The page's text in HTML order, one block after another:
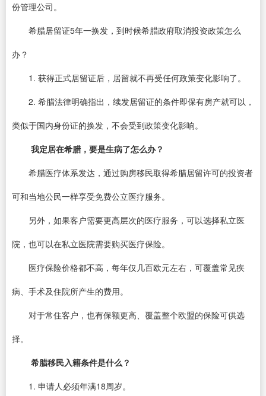
份管理公司。
希腊居留证5年一换发，到时候希腊政府取消投资政策怎么
办？
1. 获得正式居留证后，居留就不再受任何政策变化影响了。
2. 希腊法律明确指出，续发居留证的条件即保有房产就可以，
类似于国内身份证的换发，不会受到政策变化影响。
我定居在希腊，要是生病了怎么办？
希腊医疗体系发达，通过购房移民取得希腊居留许可的投资者
可和当地公民一样享受免费公立医疗服务。
另外，如果客户需要更高层次的医疗服务，可以选择私立医
院，也可以在私立医院需要购买医疗保险。
医疗保险价格都不高，每年仅几百欧元左右，可覆盖常见疾
病、手术及住院所产生的费用。
对于常住客户，也有保额更高、覆盖整个欧盟的保险可供选
择。
希腊移民入籍条件是什么？
1. 申请人必须年满18周岁。